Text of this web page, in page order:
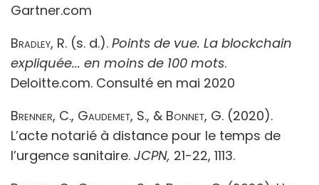
Gartner.com
Bradley, R. (s. d.). Points de vue. La blockchain
expliquée... en moins de 100 mots.
Deloitte.com. Consulté en mai 2020
Brenner, C., Gaudemet, S., & Bonnet, G. (2020).
L’acte notarié à distance pour le temps de
l’urgence sanitaire. JCPN, 21-22, 1113.